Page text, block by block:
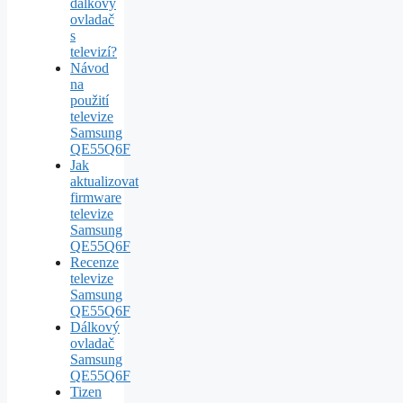
ovladač
s
televizí?
Návod
na
použití
televize
Samsung
QE55Q6F
Jak
aktualizovat
firmware
televize
Samsung
QE55Q6F
Recenze
televize
Samsung
QE55Q6F
Dálkový
ovladač
Samsung
QE55Q6F
Tizen